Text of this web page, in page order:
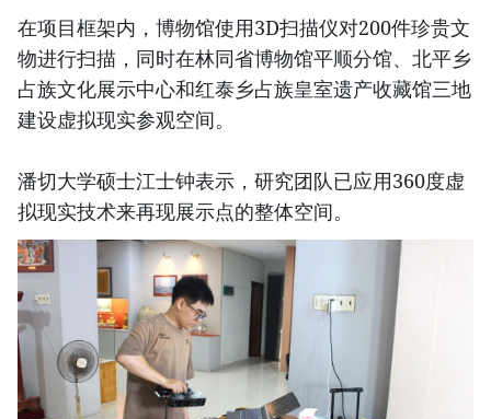
在项目框架内，博物馆使用3D扫描仪对200件珍贵文
物进行扫描，同时在林同省博物馆平顺分馆、北平乡
占族文化展示中心和红泰乡占族皇室遗产收藏馆三地
建设虚拟现实参观空间。
潘切大学硕士江士钟表示，研究团队已应用360度虚
拟现实技术来再现展示点的整体空间。